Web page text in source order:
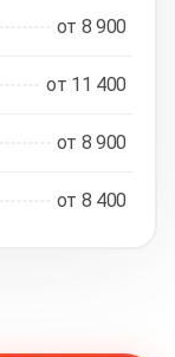
от 8 900
от 11 400
от 8 900
от 8 400